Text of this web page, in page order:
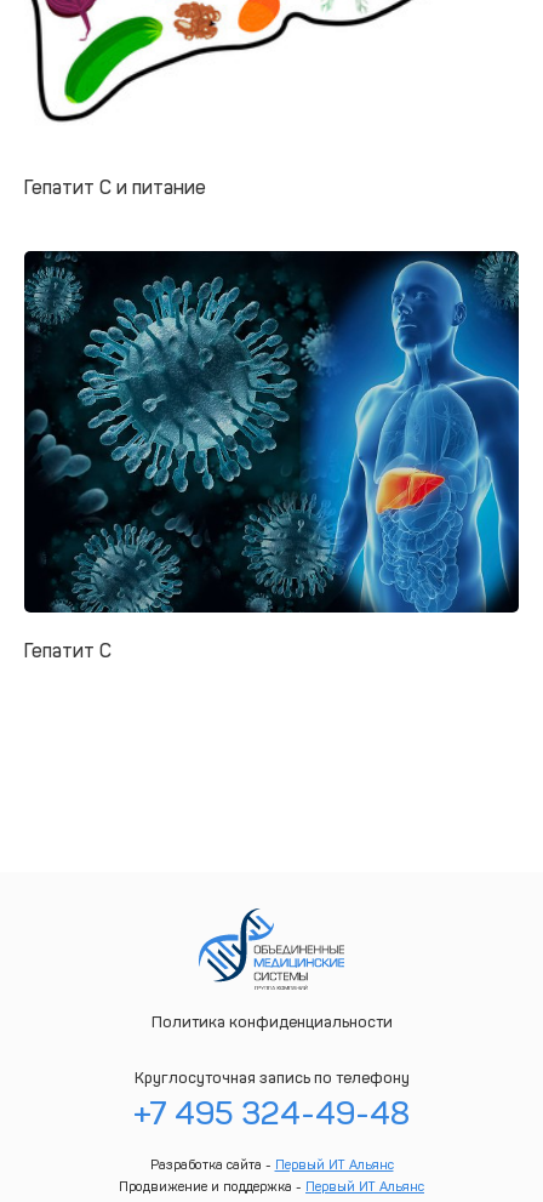
Гепатит С и питание
Гепатит С
Политика конфиденциальности
Круглосуточная запись по телефону
+7 495 324-49-48
Разработка сайта - Первый ИТ Альянс
Продвижение и поддержка - Первый ИТ Альянс